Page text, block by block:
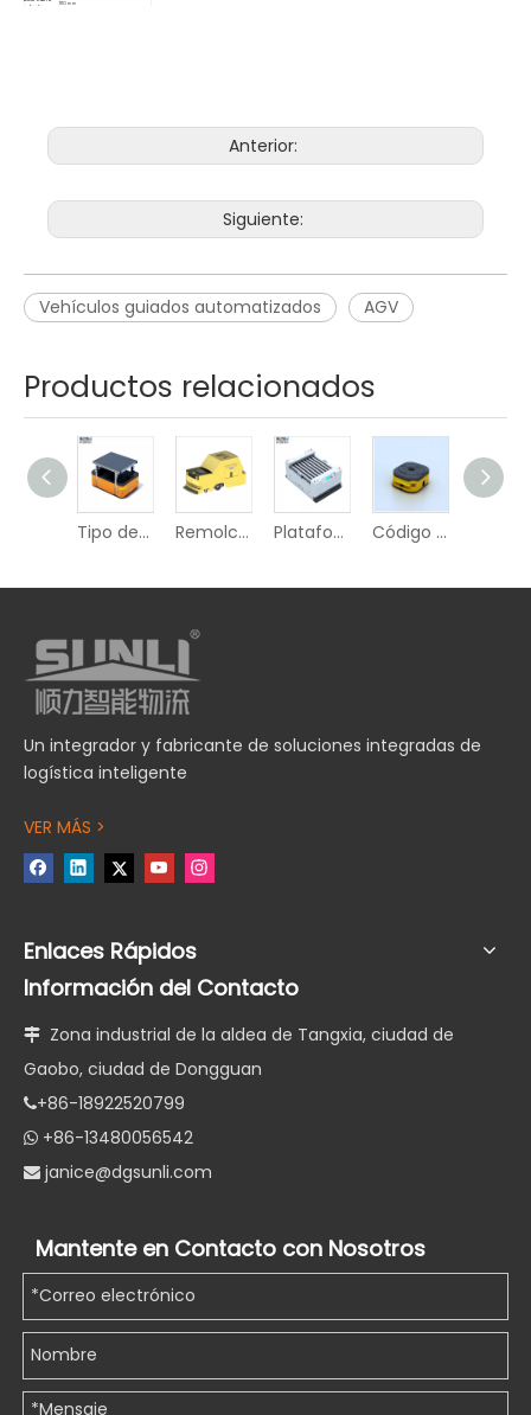
calzada
1110 mm
Anterior:
Siguiente:
Vehículos guiados automatizados AGV
Productos relacionados
Tipo de plataforma bidireccional AGV Remolcador unidireccional tipo AGV Plataforma de rodillos tipo AGV Código QR AGV
Un integrador y fabricante de soluciones integradas de
logística inteligente
VER MÁS >
Enlaces Rápidos
Información del Contacto

Zona industrial de la aldea de Tangxia, ciudad de
Gaobo, ciudad de Dongguan
+86-18922520799
 +86-13480056542
 janice@dgsunli.com
Mantente en Contacto con Nosotros